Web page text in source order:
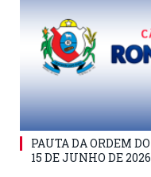
PAUTA DA ORDEM
15 DE JUNHO DE 2026